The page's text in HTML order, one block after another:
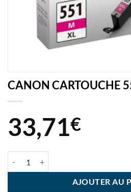
CANON CARTOUCHE
33,71€
AJOUTER AU